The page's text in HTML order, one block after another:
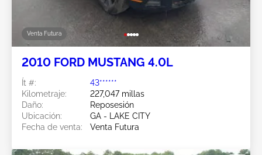
Venta Futura
2010 FORD MUSTANG 4.0L
Ít #:
43******
Kilometraje:
227,047 millas
Daño:
Reposesión
Ubicación:
GA - LAKE CITY
Fecha de venta:
Venta Futura